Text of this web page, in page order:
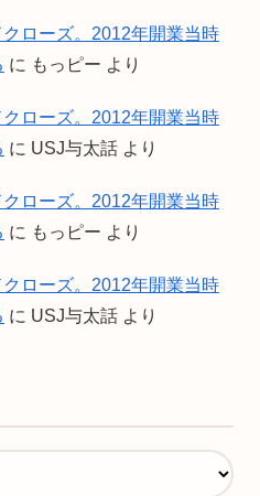
ローズ。2012年開業当時
に もっピー より
ローズ。2012年開業当時
に USJ与太話 より
ローズ。2012年開業当時
に もっピー より
ローズ。2012年開業当時
に USJ与太話 より